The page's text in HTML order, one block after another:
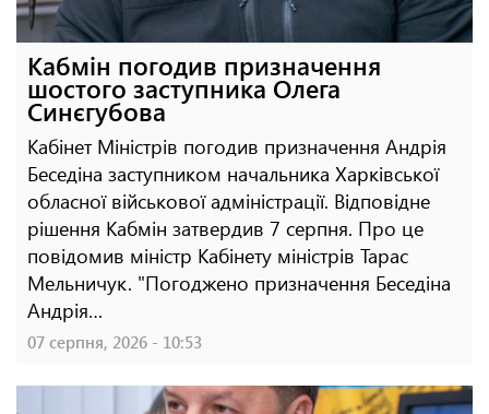
Кабмін погодив призначення
шостого заступника Олега
Синєгубова
Кабінет Міністрів погодив призначення Андрія
Беседіна заступником начальника Харківської
обласної військової адміністрації. Відповідне
рішення Кабмін затвердив 7 серпня. Про це
повідомив міністр Кабінету міністрів Тарас
Мельничук. "Погоджено призначення Беседіна
Андрія…
07 серпня, 2026 - 10:53